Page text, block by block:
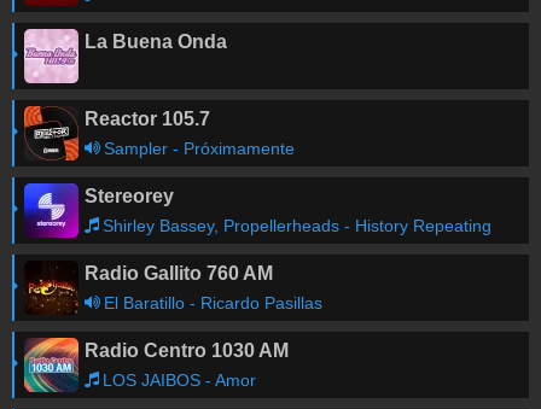
La Buena Onda
Reactor 105.7
Sampler - Próximamente
Con Chava Orozco
Stereorey
Shirley Bassey, Propellerheads - History Repeating
Radio Gallito 760 AM
El Baratillo - Ricardo Pasillas
Radio Centro 1030 AM
LOS JAIBOS - Amor